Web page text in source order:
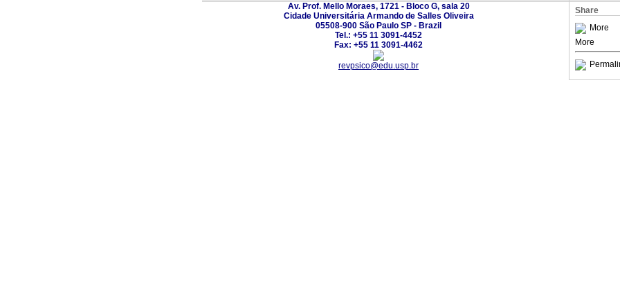
Share
More
More
Av. Prof. Mello Moraes, 1721 - Bloco G, sala 20
Cidade Universitária Armando de Salles Oliveira
05508-900 São Paulo SP - Brazil
Tel.: +55 11 3091-4452
Fax: +55 11 3091-4462
revpsico@edu.usp.br